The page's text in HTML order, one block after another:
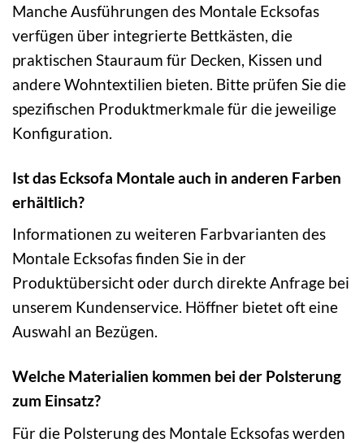
Manche Ausführungen des Montale Ecksofas
verfügen über integrierte Bettkästen, die
praktischen Stauraum für Decken, Kissen und
andere Wohntextilien bieten. Bitte prüfen Sie die
spezifischen Produktmerkmale für die jeweilige
Konfiguration.
Ist das Ecksofa Montale auch in anderen Farben
erhältlich?
Informationen zu weiteren Farbvarianten des
Montale Ecksofas finden Sie in der
Produktübersicht oder durch direkte Anfrage bei
unserem Kundenservice. Höffner bietet oft eine
Auswahl an Bezügen.
Welche Materialien kommen bei der Polsterung
zum Einsatz?
Für die Polsterung des Montale Ecksofas werden